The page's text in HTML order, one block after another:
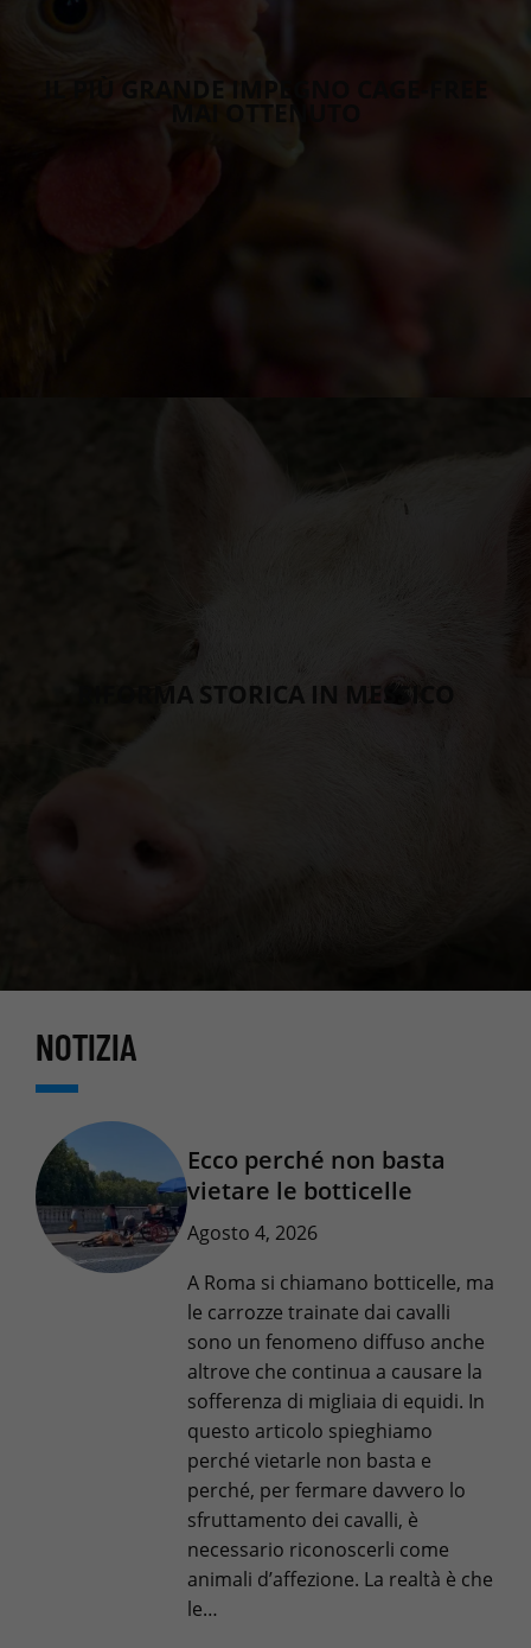
IL PIÙ GRANDE IMPEGNO CAGE-FREE
MAI OTTENUTO
RIFORMA STORICA IN MESSICO
NOTIZIA
Ecco perché non basta
vietare le botticelle
Agosto 4, 2026
A Roma si chiamano botticelle, ma
le carrozze trainate dai cavalli
sono un fenomeno diffuso anche
altrove che continua a causare la
sofferenza di migliaia di equidi. In
questo articolo spieghiamo
perché vietarle non basta e
perché, per fermare davvero lo
sfruttamento dei cavalli, è
necessario riconoscerli come
animali d’affezione. La realtà è che
le…